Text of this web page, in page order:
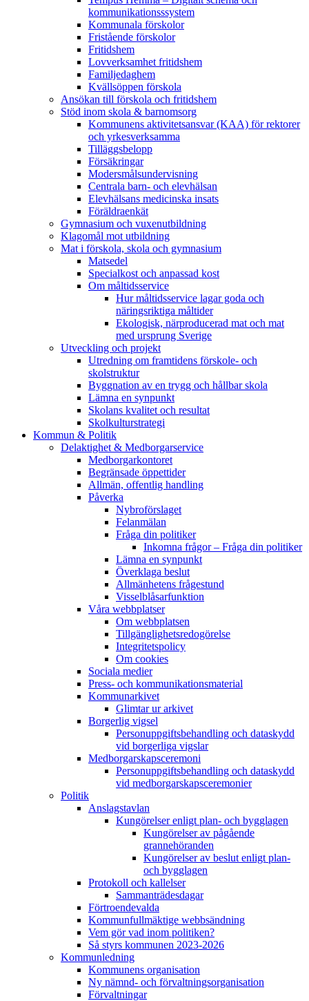
kommunikationsssystem
Kommunala förskolor
Fristående förskolor
Fritidshem
Lovverksamhet fritidshem
Familjedaghem
Kvällsöppen förskola
Ansökan till förskola och fritidshem
Stöd inom skola & barnomsorg
Kommunens aktivitetsansvar (KAA) för rektorer
och yrkesverksamma
Tilläggsbelopp
Försäkringar
Modersmålsundervisning
Centrala barn- och elevhälsan
Elevhälsans medicinska insats
Föräldraenkät
Gymnasium och vuxenutbildning
Klagomål mot utbildning
Mat i förskola, skola och gymnasium
Matsedel
Specialkost och anpassad kost
Om måltidsservice
Hur måltidsservice lagar goda och
näringsriktiga måltider
Ekologisk, närproducerad mat och mat
med ursprung Sverige
Utveckling och projekt
Utredning om framtidens förskole- och
skolstruktur
Byggnation av en trygg och hållbar skola
Lämna en synpunkt
Skolans kvalitet och resultat
Skolkulturstrategi
Kommun & Politik
Delaktighet & Medborgarservice
Medborgarkontoret
Begränsade öppettider
Allmän, offentlig handling
Påverka
Nybroförslaget
Felanmälan
Fråga din politiker
Inkomna frågor – Fråga din politiker
Lämna en synpunkt
Överklaga beslut
Allmänhetens frågestund
Visselblåsarfunktion
Våra webbplatser
Om webbplatsen
Tillgänglighets­redogörelse
Integritetspolicy
Om cookies
Sociala medier
Press- och kommunikations­material
Kommunarkivet
Glimtar ur arkivet
Borgerlig vigsel
Personuppgiftsbehandling och dataskydd
vid borgerliga vigslar
Medborgarskapsceremoni
Personuppgiftsbehandling och dataskydd
vid medborgarskaps­ceremonier
Politik
Anslagstavlan
Kungörelser enligt plan- och bygglagen
Kungörelser av pågående
grannehöranden
Kungörelser av beslut enligt plan-
och bygglagen
Protokoll och kallelser
Sammanträdesdagar
Förtroendevalda
Kommunfullmäktige webbsändning
Vem gör vad inom politiken?
Så styrs kommunen 2023-2026
Kommunledning
Kommunens organisation
Ny nämnd- och förvaltnings­organisation
Förvaltningar